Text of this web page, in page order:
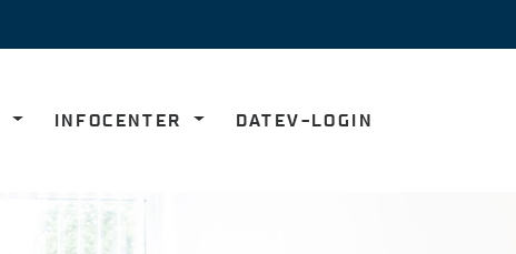
INFOCENTER DATEV-LOGIN